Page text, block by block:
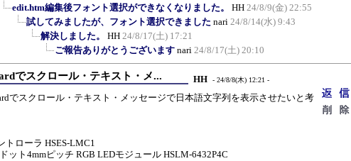
edit.htm編集後フォント選択ができなくなりました。
HH 24/8/9(金) 22:55
試してみましたが、フォント選択できました nari 24/8/14(水) 9:43
解決しました。
HH 24/8/17(土) 17:21
ご報告ありがとうございます nari 24/8/17(土) 20:10
でスクロール・テキスト・メ... HH - 24/8/8(木) 12:21 -
でスクロール・テキスト・メッセージで日本語文字列を表示させたいと考
トローラ HSES-LMC1
ット4mmピッチ RGB LEDモジュール HSLM-6432P4C